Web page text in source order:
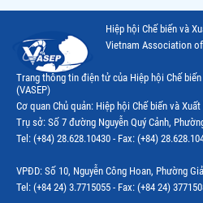
Thị trường Papua New Guinea
Thị trường New Zealand
Thị trường Đài Loan
Thị trường Hàn Quốc
Thị trường EU
Hiệp hội Chế biến và
Vietnam Association
Trang thông tin điện tử của Hiệp hội Chế
(VASEP)
Cơ quan Chủ quản: Hiệp hội Chế biến và
Trụ sở: Số 7 đường Nguyễn Quý Cảnh,
Tel: (+84) 28.628.10430 - Fax: (+84)
VPĐD: Số 10, Nguyễn Công Hoan, Phường
Tel: (+84 24) 3.7715055 - Fax: (+84 24)